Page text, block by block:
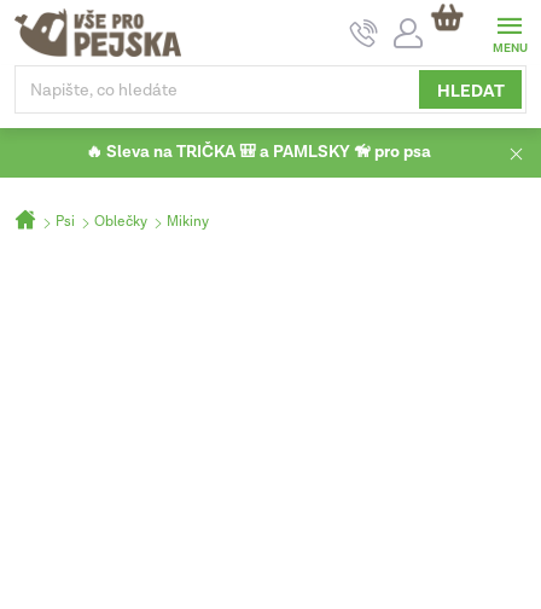
Přejít
obsah
HLEDAT
NÁKUPNÍ
KOŠÍK
🔥 Sleva na TRIČKA 🎒 a PAMLSKY 🦮 pro psa
Domů
Psi Oblečky Mikiny